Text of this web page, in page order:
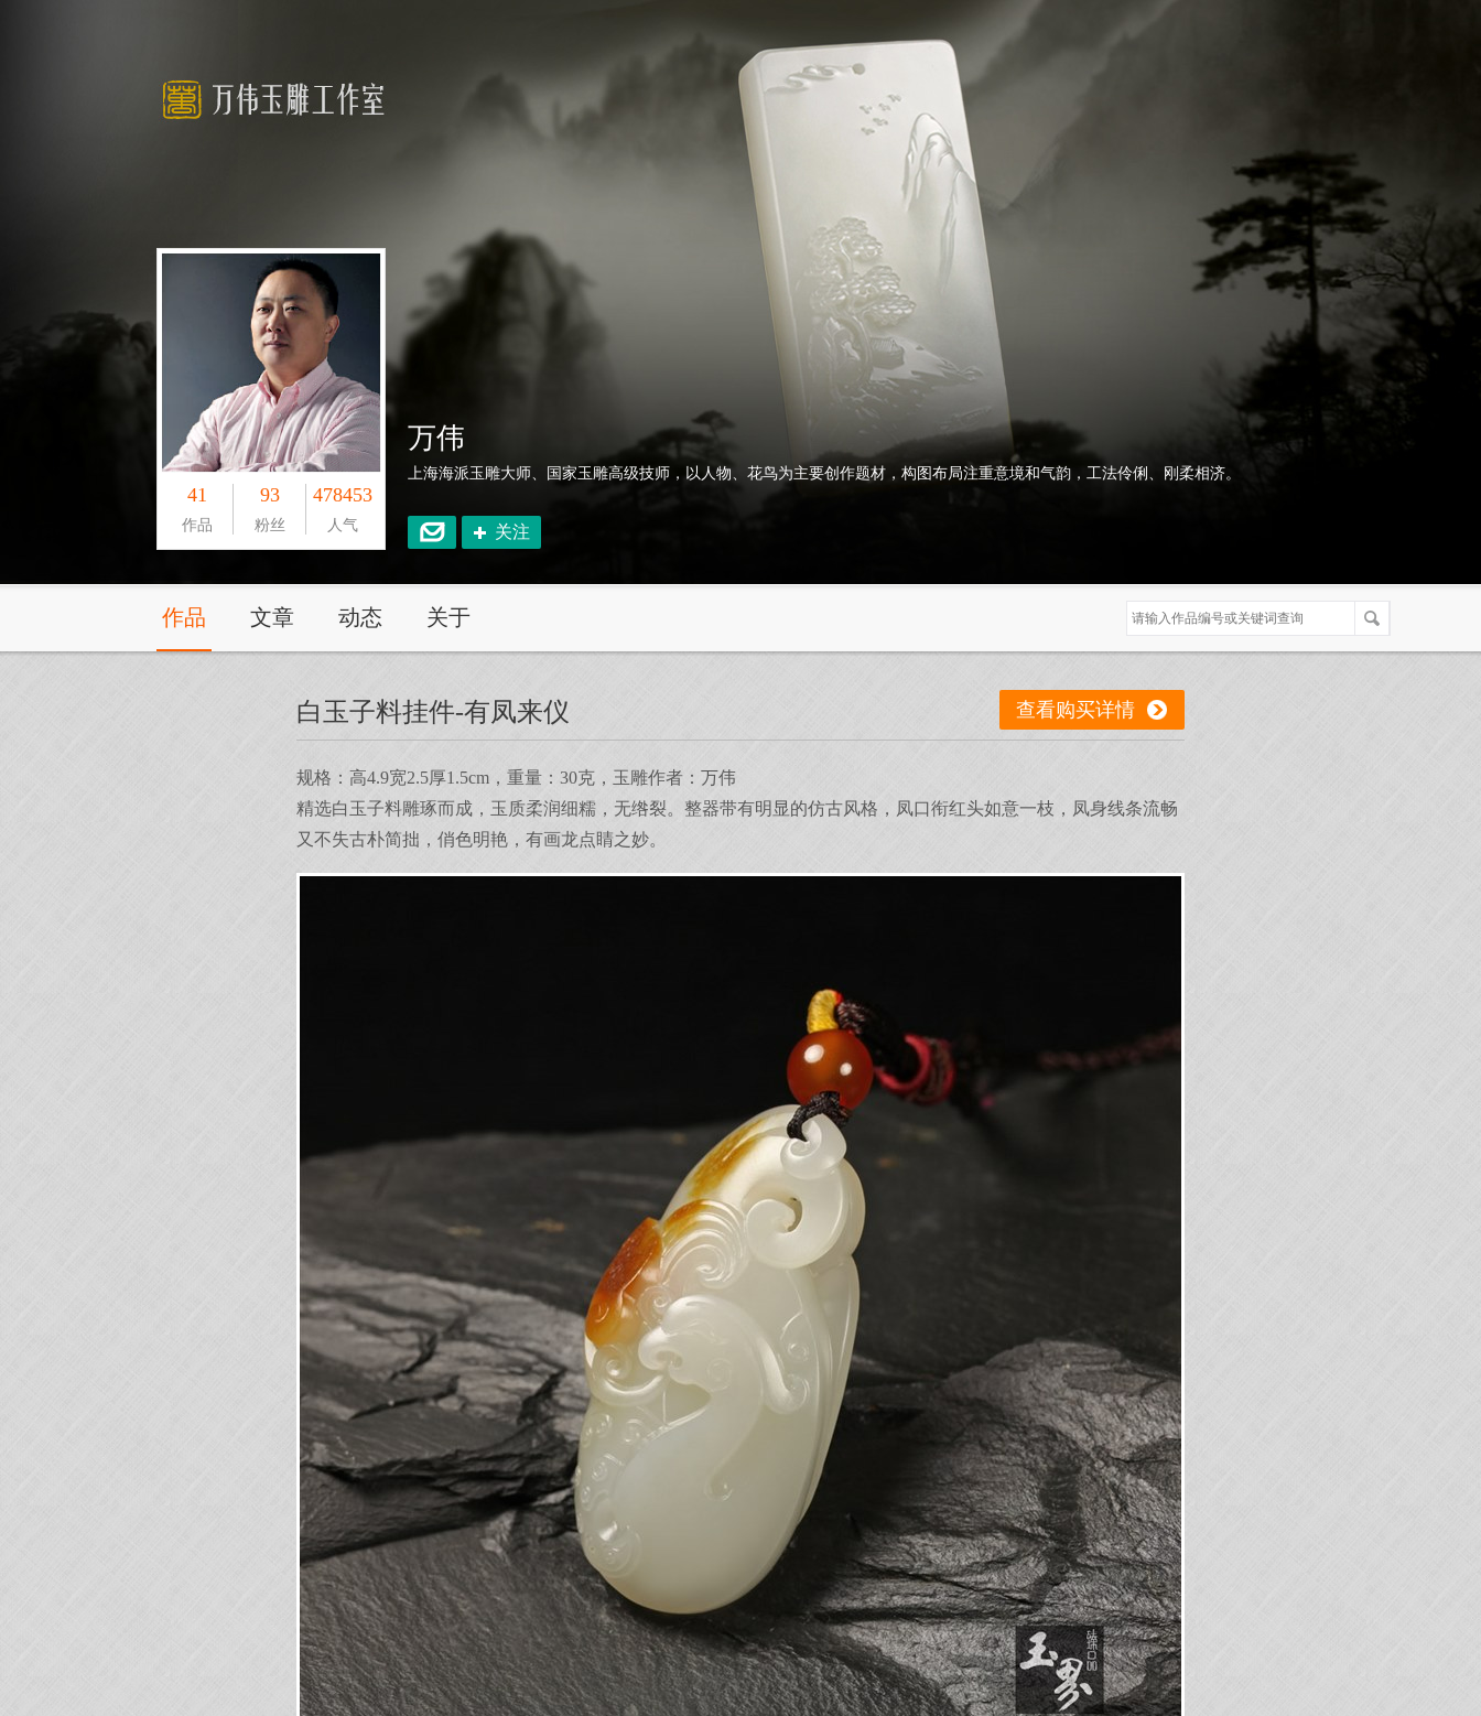
41
作品
93
粉丝
478453
人气
万伟
上海海派玉雕大师、国家玉雕高级技师，以人物、花鸟为主要创作题材，构图布局注重意境和气韵，工法伶俐、刚柔相济。
关注
作品 文章 动态 关于
白玉子料挂件-有凤来仪 查看购买详情
规格：高4.9宽2.5厚1.5cm，重量：30克，玉雕作者：万伟
精选白玉子料雕琢而成，玉质柔润细糯，无绺裂。整器带有明显的仿古风格，凤口衔红头如意一枝，凤身线条流畅
又不失古朴简拙，俏色明艳，有画龙点睛之妙。